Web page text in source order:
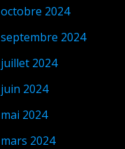
octobre 2024
septembre 2024
juillet 2024
juin 2024
mai 2024
mars 2024